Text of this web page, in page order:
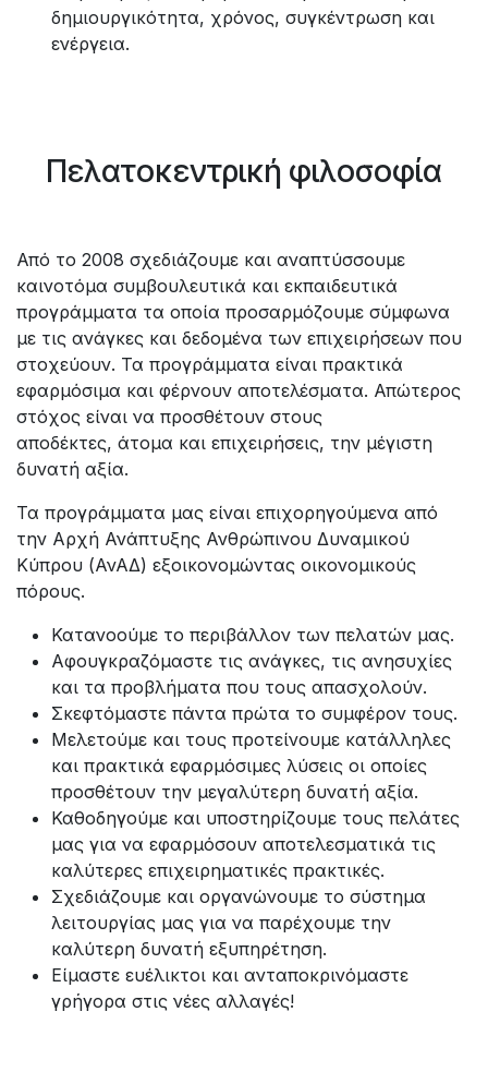
δημιουργικότητα, χρόνος, συγκέντρωση και
ενέργεια.
Πελατοκεντρική φιλοσοφία
Από το 2008 σχεδιάζουμε και αναπτύσσουμε
καινοτόμα συμβουλευτικά και εκπαιδευτικά
προγράμματα τα οποία προσαρμόζουμε σύμφωνα
με τις ανάγκες και δεδομένα των επιχειρήσεων που
στοχεύουν. Τα προγράμματα είναι πρακτικά
εφαρμόσιμα και φέρνουν αποτελέσματα. Απώτερος
στόχος είναι να προσθέτουν στους
αποδέκτες, άτομα και επιχειρήσεις, την μέγιστη
δυνατή αξία.
Τα προγράμματα μας είναι επιχορηγούμενα από
την Αρχή Ανάπτυξης Ανθρώπινου Δυναμικού
Κύπρου (ΑνΑΔ) εξοικονομώντας οικονομικούς
πόρους.
Κατανοούμε το περιβάλλον των πελατών μας.
Αφουγκραζόμαστε τις ανάγκες, τις ανησυχίες
και τα προβλήματα που τους απασχολούν.
Σκεφτόμαστε πάντα πρώτα το συμφέρον τους.
Μελετούμε και τους προτείνουμε κατάλληλες
και πρακτικά εφαρμόσιμες λύσεις οι οποίες
προσθέτουν την μεγαλύτερη δυνατή αξία.
Καθοδηγούμε και υποστηρίζουμε τους πελάτες
μας για να εφαρμόσουν αποτελεσματικά τις
καλύτερες επιχειρηματικές πρακτικές.
Σχεδιάζουμε και οργανώνουμε το σύστημα
λειτουργίας μας για να παρέχουμε την
καλύτερη δυνατή εξυπηρέτηση.
Είμαστε ευέλικτοι και ανταποκρινόμαστε
γρήγορα στις νέες αλλαγές!